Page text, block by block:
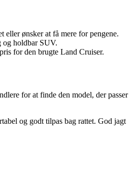
eller ønsker at få mere for pengene.
og holdbar SUV.
for den brugte Land Cruiser.
for at finde den model, der passer
og godt tilpas bag rattet. God jagt